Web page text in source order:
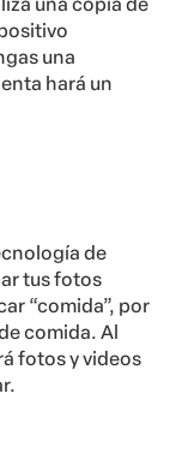
una copia de
una
hará un
de
tus fotos
“comida”, por
comida. Al
fotos y videos